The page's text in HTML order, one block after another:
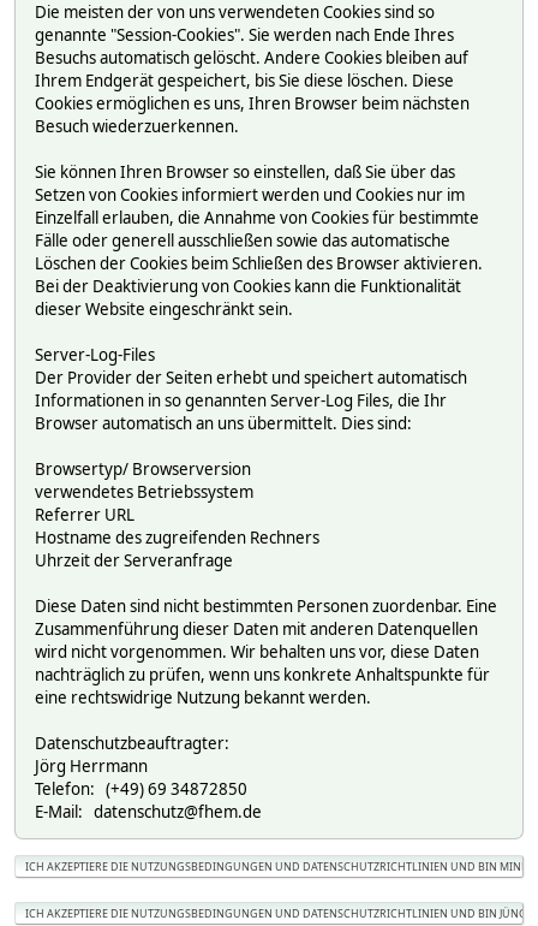
Die meisten der von uns verwendeten Cookies sind so
genannte "Session-Cookies". Sie werden nach Ende Ihres
Besuchs automatisch gelöscht. Andere Cookies bleiben auf
Ihrem Endgerät gespeichert, bis Sie diese löschen. Diese
Cookies ermöglichen es uns, Ihren Browser beim nächsten
Besuch wiederzuerkennen.
Sie können Ihren Browser so einstellen, daß Sie über das
Setzen von Cookies informiert werden und Cookies nur im
Einzelfall erlauben, die Annahme von Cookies für bestimmte
Fälle oder generell ausschließen sowie das automatische
Löschen der Cookies beim Schließen des Browser aktivieren.
Bei der Deaktivierung von Cookies kann die Funktionalität
dieser Website eingeschränkt sein.
Server-Log-Files
Der Provider der Seiten erhebt und speichert automatisch
Informationen in so genannten Server-Log Files, die Ihr
Browser automatisch an uns übermittelt. Dies sind:
Browsertyp/ Browserversion
verwendetes Betriebssystem
Referrer URL
Hostname des zugreifenden Rechners
Uhrzeit der Serveranfrage
Diese Daten sind nicht bestimmten Personen zuordenbar. Eine
Zusammenführung dieser Daten mit anderen Datenquellen
wird nicht vorgenommen. Wir behalten uns vor, diese Daten
nachträglich zu prüfen, wenn uns konkrete Anhaltspunkte für
eine rechtswidrige Nutzung bekannt werden.
Datenschutzbeauftragter:
Jörg Herrmann
Telefon: (+49) 69 34872850
E-Mail: datenschutz@fhem.de